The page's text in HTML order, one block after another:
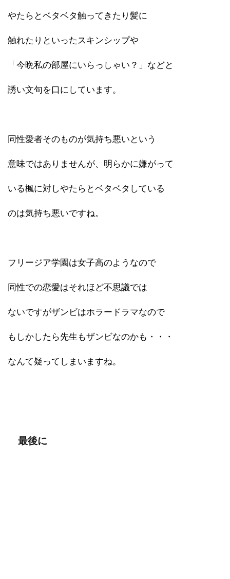
やたらとベタベタ触ってきたり髪に
触れたりといったスキンシップや
「今晩私の部屋にいらっしゃい？」などと
誘い文句を口にしています。
同性愛者そのものが気持ち悪いという
意味ではありませんが、明らかに嫌がって
いる楓に対しやたらとベタベタしている
のは気持ち悪いですね。
フリージア学園は女子高のようなので
同性での恋愛はそれほど不思議では
ないですがザンビはホラードラマなので
もしかしたら先生もザンビなのかも・・・
なんて疑ってしまいますね。
最後に